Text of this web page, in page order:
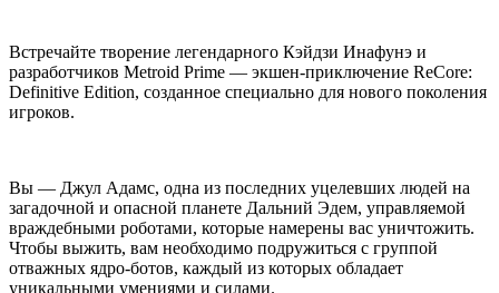
Встречайте творение легендарного Кэйдзи Инафунэ и
разработчиков Metroid Prime — экшен-приключение ReCore:
Definitive Edition, созданное специально для нового поколения
игроков.
Вы — Джул Адамс, одна из последних уцелевших людей на
загадочной и опасной планете Дальний Эдем, управляемой
враждебными роботами, которые намерены вас уничтожить.
Чтобы выжить, вам необходимо подружиться с группой
отважных ядро-ботов, каждый из которых обладает
уникальными умениями и силами.